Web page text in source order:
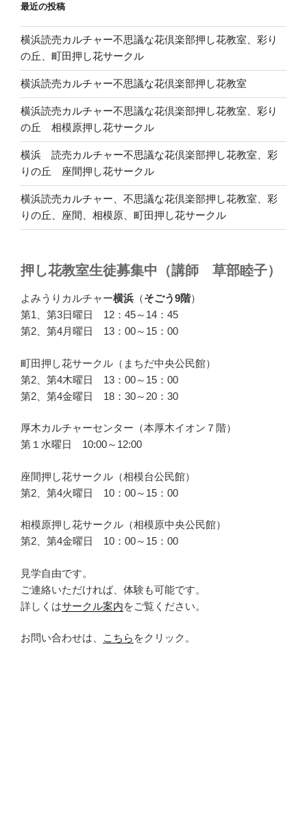
最近の投稿
横浜読売カルチャー不思議な花倶楽部押し花教室、彩り
の丘、町田押し花サークル
横浜読売カルチャー不思議な花倶楽部押し花教室
横浜読売カルチャー不思議な花倶楽部押し花教室、彩り
の丘 相模原押し花サークル
横浜 読売カルチャー不思議な花倶楽部押し花教室、彩
りの丘 座間押し花サークル
横浜読売カルチャー、不思議な花倶楽部押し花教室、彩
りの丘、座間、相模原、町田押し花サークル
押し花教室生徒募集中（講師 草部睦子）
よみうりカルチャー横浜 （そごう9階）
第1、第3日曜日 12：45～14：45
第2、第4月曜日 13：00～15：00
町田押し花サークル（まちだ中央公民館）
第2、第4木曜日 13：00～15：00
第2、第4金曜日 18：30～20：30
厚木カルチャーセンター（本厚木イオン７階）
第１水曜日 10:00～12:00
座間押し花サークル（相模台公民館）
第2、第4火曜日 10：00～15：00
相模原押し花サークル（相模原中央公民館）
第2、第4金曜日 10：00～15：00
見学自由です。
ご連絡いただければ、体験も可能です。
詳しくはサークル案内をご覧ください。
お問い合わせは、 こちら をクリック。